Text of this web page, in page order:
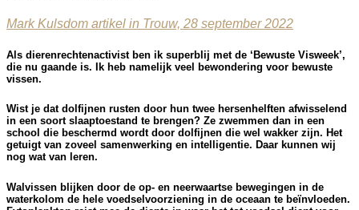
Mark Kulsdom artikel in Trouw, 28 september 2022
Als dierenrechtenactivist ben ik superblij met de ‘Bewuste Visweek’,
die nu gaande is. Ik heb namelijk veel bewondering voor bewuste
vissen.
Wist je dat dolfijnen rusten door hun twee hersenhelften afwisselend
in een soort slaaptoestand te brengen? Ze zwemmen dan in een
school die beschermd wordt door dolfijnen die wel wakker zijn. Het
getuigt van zoveel samenwerking en intelligentie. Daar kunnen wij
nog wat van leren.
Walvissen blijken door de op- en neerwaartse bewegingen in de
waterkolom de hele voedselvoorziening in de oceaan te beïnvloeden.